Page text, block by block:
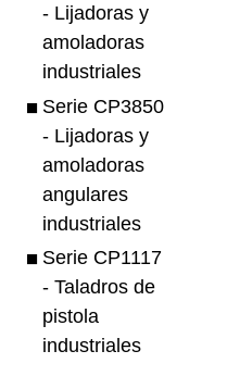
- Lijadoras y
amoladoras
industriales
Serie CP3850
- Lijadoras y
amoladoras
angulares
industriales
Serie CP1117
- Taladros de
pistola
industriales